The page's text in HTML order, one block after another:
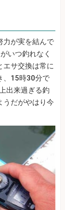
力が実を結んで
いつ釣れなく
エサ交換は常に
、15時30分で
出来過ぎる釣
うだがやはり今